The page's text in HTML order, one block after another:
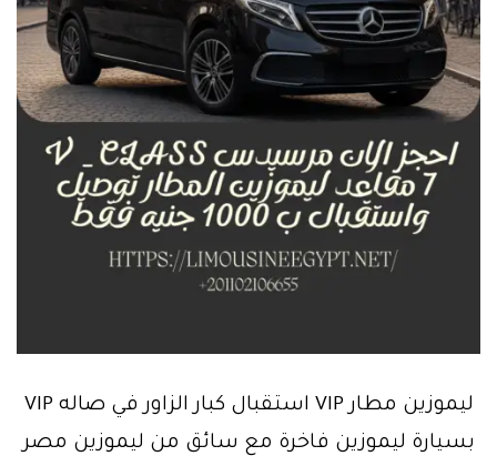
ليموزين مطار VIP استقبال كبار الزاور في صاله VIP
بسيارة ليموزين فاخرة مع سائق من ليموزين مصر